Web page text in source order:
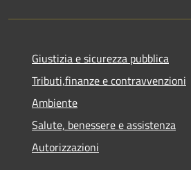
Giustizia e sicurezza pubblica
Tributi,finanze e contravvenzioni
Ambiente
Salute, benessere e assistenza
Autorizzazioni